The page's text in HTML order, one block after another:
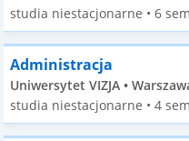
studia niestacjonarne • 6
Administracja
Uniwersytet VIZJA •
studia niestacjonarne • 4